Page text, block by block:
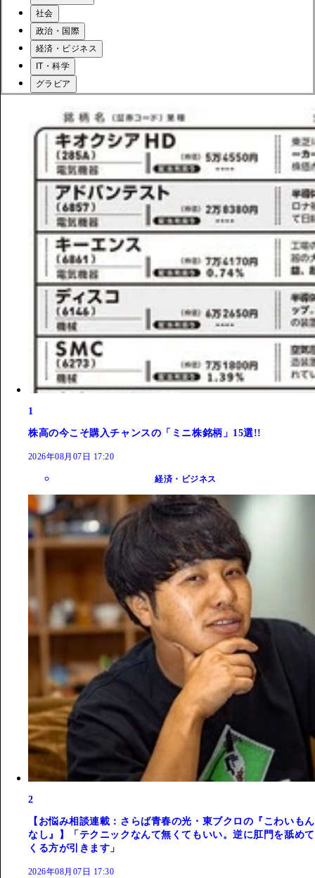
社会
政治・国際
経済・ビジネス
IT・科学
グラビア
1
株高の今こそ購入チャンスの「ミニ株銘柄」15選!!
2026年08月07日 17:20
経済・ビジネス
2
【お悩み相談連載：さらば青春の光・東ブクロの『こわいもん
なし』】「テクニックなんて無くてもいい。逆に肛門を舐めて
くる方が引きます」
2026年08月07日 17:30